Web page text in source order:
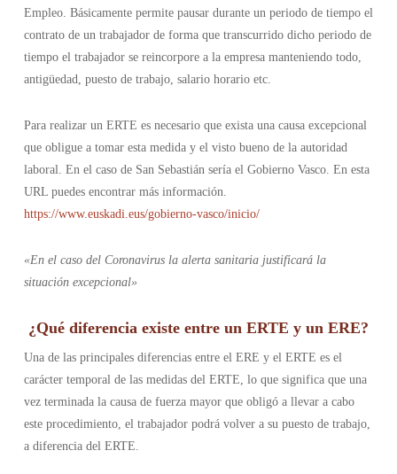
Empleo. Básicamente permite pausar durante un periodo de tiempo el
contrato de un trabajador de forma que transcurrido dicho periodo de
tiempo el trabajador se reincorpore a la empresa manteniendo todo,
antigüedad, puesto de trabajo, salario horario etc.
Para realizar un ERTE es necesario que exista una causa excepcional
que obligue a tomar esta medida y el visto bueno de la autoridad
laboral. En el caso de San Sebastián sería el Gobierno Vasco. En esta
URL puedes encontrar más información.
https://www.euskadi.eus/gobierno-vasco/inicio/
«En el caso del Coronavirus la alerta sanitaria justificará la
situación excepcional»
¿Qué diferencia existe entre un ERTE y un ERE?
Una de las principales diferencias entre el ERE y el ERTE es el
carácter temporal de las medidas del ERTE, lo que significa que una
vez terminada la causa de fuerza mayor que obligó a llevar a cabo
este procedimiento, el trabajador podrá volver a su puesto de trabajo,
a diferencia del ERTE.